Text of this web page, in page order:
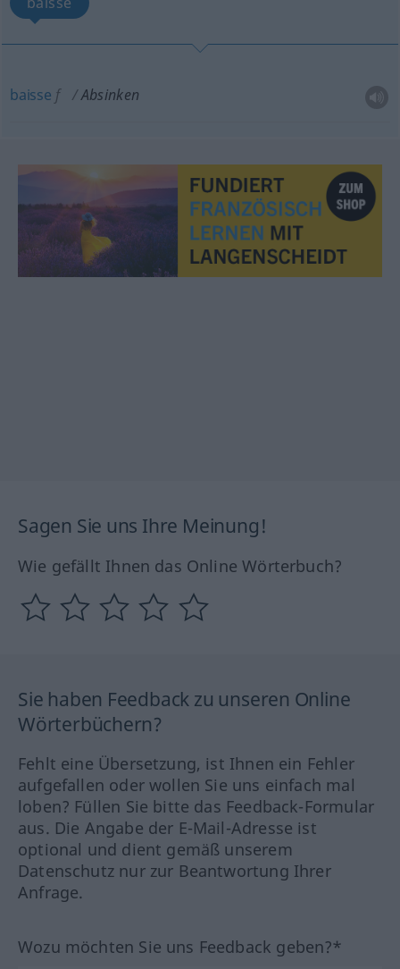
baisse f Absinken
Sagen Sie uns Ihre Meinung!
Wie gefällt Ihnen das Online Wörterbuch?
Sie haben Feedback zu unseren Online
Wörterbüchern?
Fehlt eine Übersetzung, ist Ihnen ein Fehler
aufgefallen oder wollen Sie uns einfach mal
loben? Füllen Sie bitte das Feedback-Formular
aus. Die Angabe der E-Mail-Adresse ist
optional und dient gemäß unserem
Datenschutz nur zur Beantwortung Ihrer
Anfrage.
Wozu möchten Sie uns Feedback geben?*